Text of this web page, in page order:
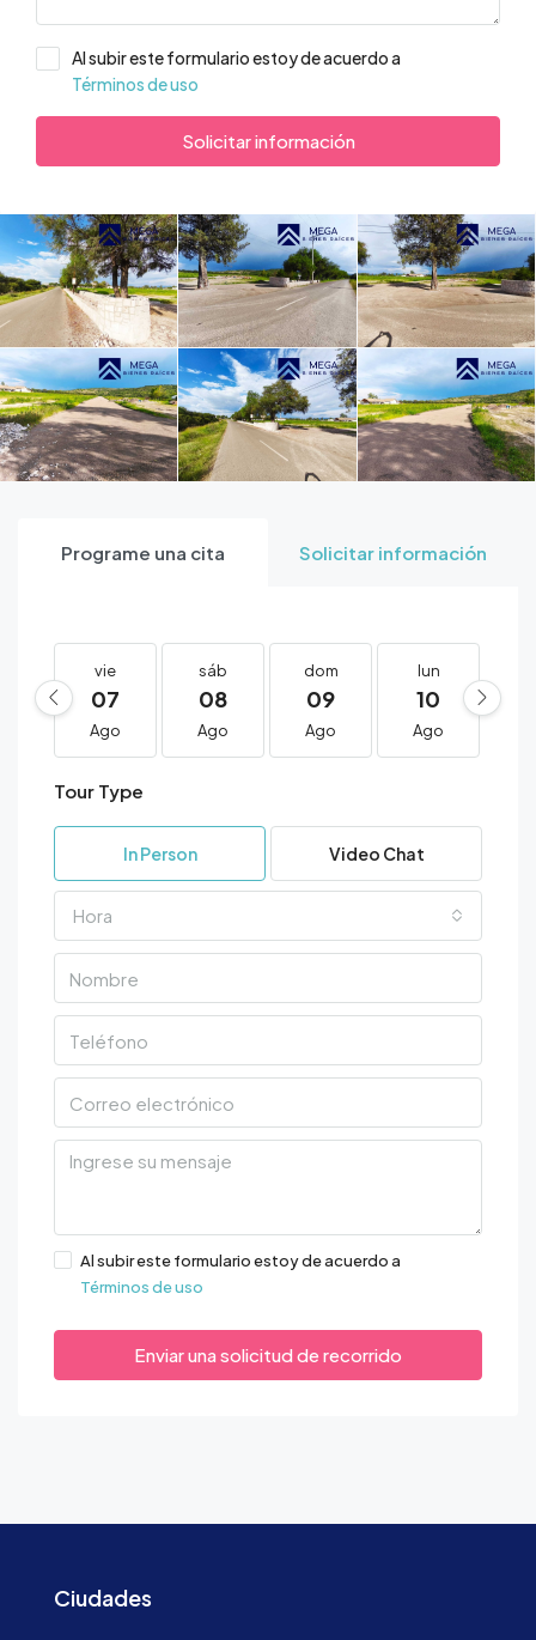
Al subir este formulario estoy de acuerdo a
Términos de uso
Solicitar información
Programe una cita Solicitar información
vie
07
Ago
sáb
08
Ago
dom
09
Ago
lun
10
Ago
Tour Type
In Person Video Chat
Hora
Al subir este formulario estoy de acuerdo a
Términos de uso
Enviar una solicitud de recorrido
Ciudades